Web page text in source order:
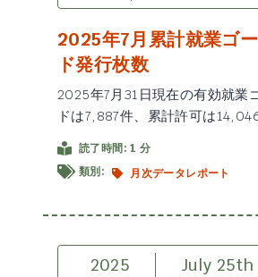
2025年7月累計就業ゴ
ド発行枚数
2025年7月31日現在の有効就業
ドは7,887件、累計許可は
読了時間: 1 分
類別:
月次データレポート
2025 July 25th